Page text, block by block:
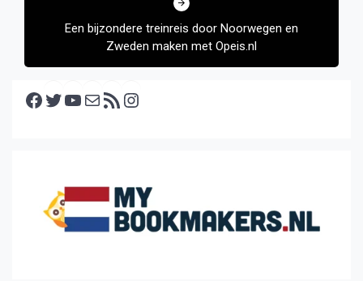
Een bijzondere treinreis door Noorwegen en
Zweden maken met Opeis.nl
Facebook Twitter YouTube E-mail RSS feed